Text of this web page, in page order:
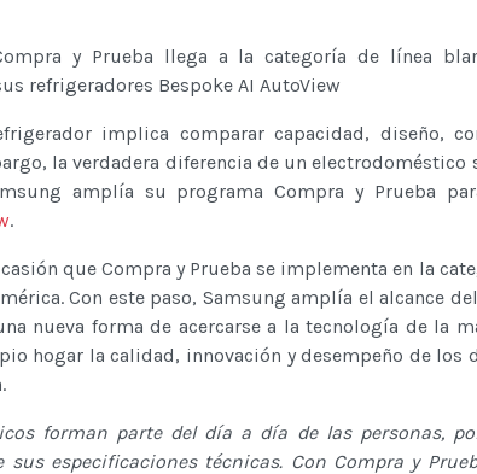
y Prueba llega a la categoría de línea
refrigeradores Bespoke AI AutoView
implica comparar capacidad, diseño,
la verdadera diferencia de un electrodoméstico
amplía su programa Compra y Prueba
.
que Compra y Prueba se implementa en la
Con este paso, Samsung amplía el alcance
nueva forma de acercarse a la tecnología de la
hogar la calidad, innovación y desempeño de los
forman parte del día a día de las personas,
especificaciones técnicas. Con Compra y